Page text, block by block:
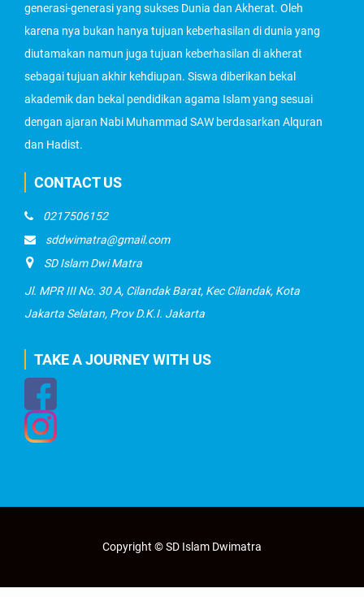
generasi-generasi yang sukses Dunia dan Akherat. Oleh
karena nya bukan hanya tujuan keberhasilan di dunia yang
diutamakan namun juga tujuan keberhasilan di akherat
sebagai tujuan akhir kehdiupan. Siswa diberikan bekal
akademik dan bekal pendidikan agama Islam yang sesuai
dengan ajaran Nabi Muhammad SAW berdasarkan Alquran
dan Hadist.
CONTACT US
0217506152
sddwimatra@gmail.com
SD Islam Dwi Matra
Jl. MPR III No. 30 A, Cilandak Barat, Kec Cilandak, Kota
Jakarta Selatan, Prov D.K.I. Jakarta
TAKE A JOURNEY WITH US
Copyright © SD Islam Dwimatra